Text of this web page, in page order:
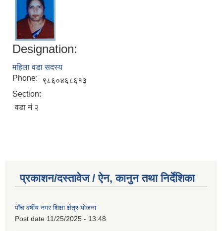
Designation:
महिला वडा सदस्य
Phone:
९८६०४६८६१३
Section:
वडा नं २
प्रकाशन/दस्तावेज / ऐन, कानुन तथा निर्देशिका
पाँच वर्षीय नगर शिक्षा क्षेत्र योजना
Post date 11/25/2025 - 13:48